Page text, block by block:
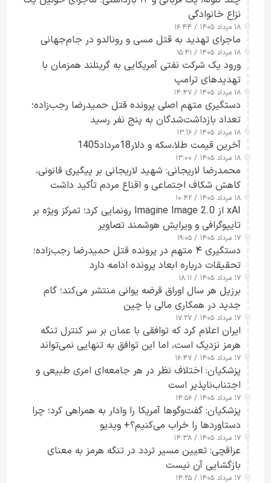
نزاع خانوادگی
۱۸ مرداد ۱۴۰۵ / ۱۶:۴۴
ماجرای تهدید به قتل مسی و رونالدو در جام‌جهانی
۱۸ مرداد ۱۴۰۵ / ۱۵:۴۱
ورود یک شرکت نفتی آمریکایی به گرینلند همزمان با
تهدیدهای ترامپ
۱۸ مرداد ۱۴۰۵ / ۱۴:۴۷
دستگیری متهم اصلی پرونده قتل حمیدرضا رجب‌زاده؛
تعداد بازداشت‌شدگان به پنج نفر رسید
۱۸ مرداد ۱۴۰۵ / ۱۳:۱۶
آخرین قیمت طلا،سکه و دلار18مرداد1405
۱۸ مرداد ۱۴۰۵ / ۱۳:۰۰
محمدرضا لاریجانی: شهید لاریجانی بر پیگیری قانونی،
کاهش شکاف اجتماعی و اقناع مردم تأکید داشت
۱۸ مرداد ۱۴۰۵ / ۱۰:۴۲
xAI از Imagine Image 2.0 رونمایی کرد؛ تمرکز ویژه بر
تایپوگرافی و ویرایش هوشمند تصاویر
۱۷ مرداد ۱۴۰۵ / ۱۹:۰۵
دستگیری ۴ متهم در پرونده قتل حمیدرضا رجب‌زاده؛
تحقیقات درباره ابعاد پرونده ادامه دارد
۱۷ مرداد ۱۴۰۵ / ۱۸:۱۱
برزیل هر سال اوراق قرضه یوانی منتشر می‌کند؛ گام
جدید در همکاری مالی با چین
۱۷ مرداد ۱۴۰۵ / ۱۷:۲۷
ایران اعلام کرد که توافقی با عمان بر سر کنترل تنگه
هرمز نزدیک است، اما این توافق به تنهایی نمی‌تواند
آبراه را آزاد کند
۱۷ مرداد ۱۴۰۵ / ۱۶:۴۷
پزشکیان: اختلاف نظر در هر جامعه‌ای امری طبیعی و
اجتناب‌ناپذیر است
۱۷ مرداد ۱۴۰۵ / ۱۴:۵۶
پزشکیان: گفت‌وگوها آمریکا را وادار به همراهی کرد؛ چرا
دستاوردها را خراب می‌کنیم؟+ ویدیو
۱۷ مرداد ۱۴۰۵ / ۱۴:۳۸
عراقچی: تعیین مسیر تردد در تنگه هرمز به معنای
بازگشایی آن نیست
۱۷ مرداد ۱۴۰۵ / ۱۴:۲۵